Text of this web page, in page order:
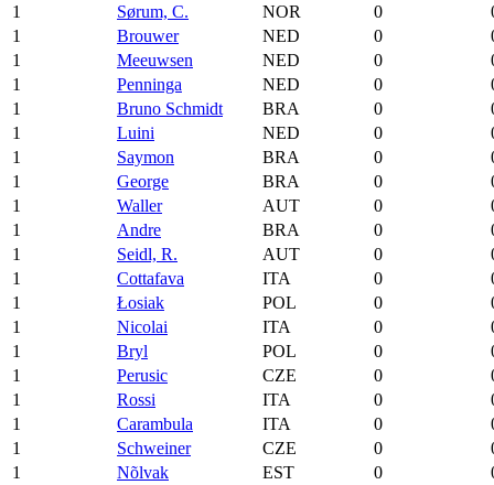
1
Sørum, C. NOR 0
1
Brouwer NED 0
1
Meeuwsen NED 0
1
Penninga NED 0
1
Bruno Schmidt BRA 0
1
Luini NED 0
1
Saymon BRA 0
1
George BRA 0
1
Waller AUT 0
1
Andre BRA 0
1
Seidl, R. AUT 0
1
Cottafava ITA 0
1
Łosiak POL 0
1
Nicolai ITA 0
1
Bryl POL 0
1
Perusic CZE 0
1
Rossi ITA 0
1
Carambula ITA 0
1
Schweiner CZE 0
1
Nõlvak EST 0